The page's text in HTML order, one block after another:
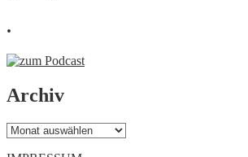
.
Archiv
Archiv